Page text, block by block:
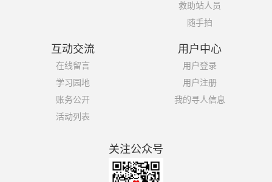
救助站人员
随手拍
互动交流
在线留言
学习园地
账务公开
活动列表
用户中心
用户登录
用户注册
我的寻人信息
关注公众号